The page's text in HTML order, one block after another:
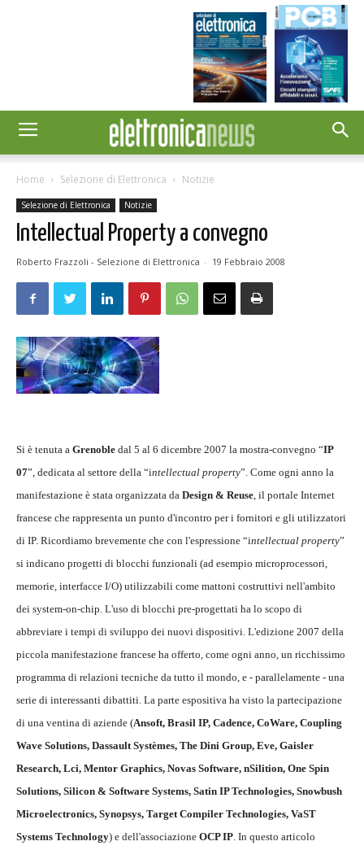
Home Selezione di Elettronica Notizie
Selezione di Elettronica Notizie
Intellectual Property a convegno
Roberto Frazzoli - Selezione di Elettronica - 19 Febbraio 2008
Si è tenuta a Grenoble dal 5 al 6 dicembre 2007 la mostra-convegno “IP
07”, dedicata al settore della “intellectual property”. Come ogni anno la
manifestazione è stata organizzata da Design & Reuse, il portale Internet
francese che rappresenta un punto d'incontro per i fornitori e gli utilizzatori
di IP. Ricordiamo brevemente che con l'espressione “intellectual property”
si indicano progetti di blocchi funzionali (ad esempio microprocessori,
memorie, interfacce I/O) utilizzabili come mattoni costruttivi nell'ambito
dei system-on-chip. L'uso di blocchi pre-progettati ha lo scopo di
abbreviare i tempi di sviluppo dei nuovi dispositivi. L'edizione 2007 della
piccola manifestazione francese ha offerto, come ogni anno, un ricchissimo
programma di relazioni tecniche da tutto il mondo, e - parallelamente - una
serie di interessanti dibattiti. La parte espositiva ha visto la partecipazione
di una ventina di aziende (Ansoft, Brasil IP, Cadence, CoWare, Coupling
Wave Solutions, Dassault Systèmes, The Dini Group, Eve, Gaisler
Research, Lci, Mentor Graphics, Novas Software, nSilition, One Spin
Solutions, Silicon & Software Systems, Satin IP Technologies, Snowbush
Microelectronics, Synopsys, Target Compiler Technologies, VaST
Systems Technology) e dell'associazione OCP IP. In questo articolo